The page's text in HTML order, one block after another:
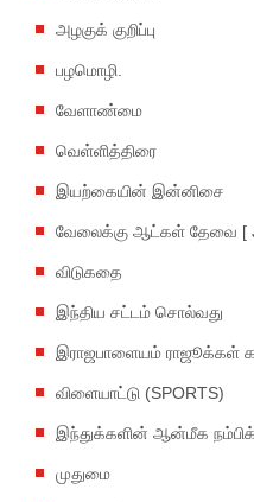
அழகுக் குறிப்பு
பழமொழி.
வேளாண்மை
வெள்ளித்திரை
இயற்கையின் இன்னிசை
வேலைக்கு ஆட்கள் தேவை [
விடுகதை
இந்திய சட்டம் சொல்வது
இராஜபாளையம் ராஜூக்கள்
விளையாட்டு (SPORTS)
இந்துக்களின் ஆன்மீக
முதுமை